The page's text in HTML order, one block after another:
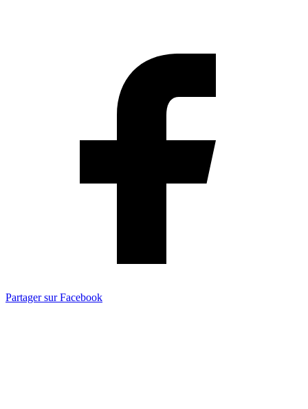
Partager sur Facebook